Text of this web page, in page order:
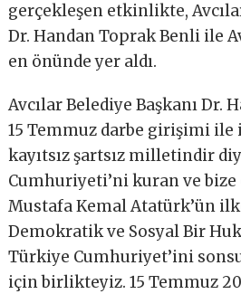
gerçekleşen etkinlikte,
Dr. Handan Toprak Benli ile
en önünde yer aldı.
Avcılar Belediye Başkanı Dr.
15 Temmuz darbe girişimi
kayıtsız şartsız milletindir
Cumhuriyeti’ni kuran ve bize
Mustafa Kemal Atatürk’ün
Demokratik ve Sosyal Bir
Türkiye Cumhuriyet’ini
için birlikteyiz. 15 Temmuz